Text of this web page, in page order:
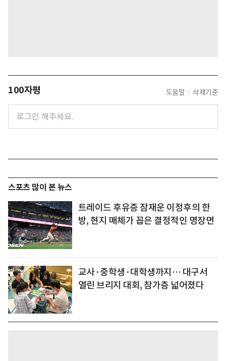
100자평 도움말 삭제기준
스포츠 많이 본 뉴스
트레이드 후유증 잠재운 이정후의 한
방, 현지 매체가 꼽은 결정적인 명장면
교사·중학생·대학생까지… 대구서
열린 브리지 대회, 참가층 넓어졌다